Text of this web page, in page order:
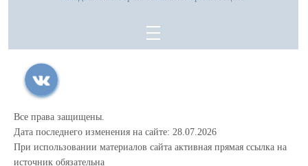
Все права защищены.
Дата последнего изменения на сайте: 28.07.2026
При использовании материалов сайта активная прямая ссылка на
источник обязательна